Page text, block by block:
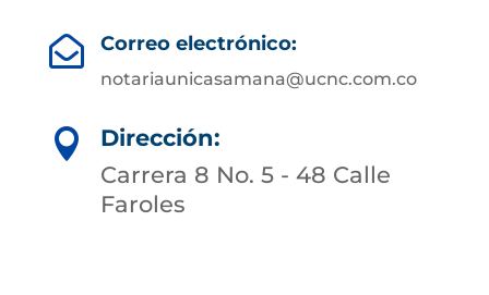
 Correo electrónico:
notariaunicasamana@ucnc.com.co

Dirección:
Carrera 8 No. 5 - 48 Calle
Faroles